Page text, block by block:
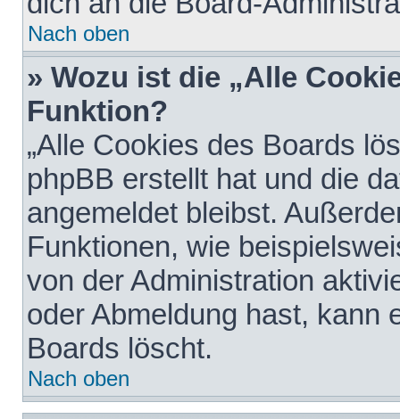
Nach oben
» Wozu ist die „Alle
Funktion?
„Alle Cookies des Boards
phpBB erstellt hat und die
angemeldet bleibst.
Funktionen, wie
von der Administration
oder Abmeldung hast, kann
Boards löscht.
Nach oben